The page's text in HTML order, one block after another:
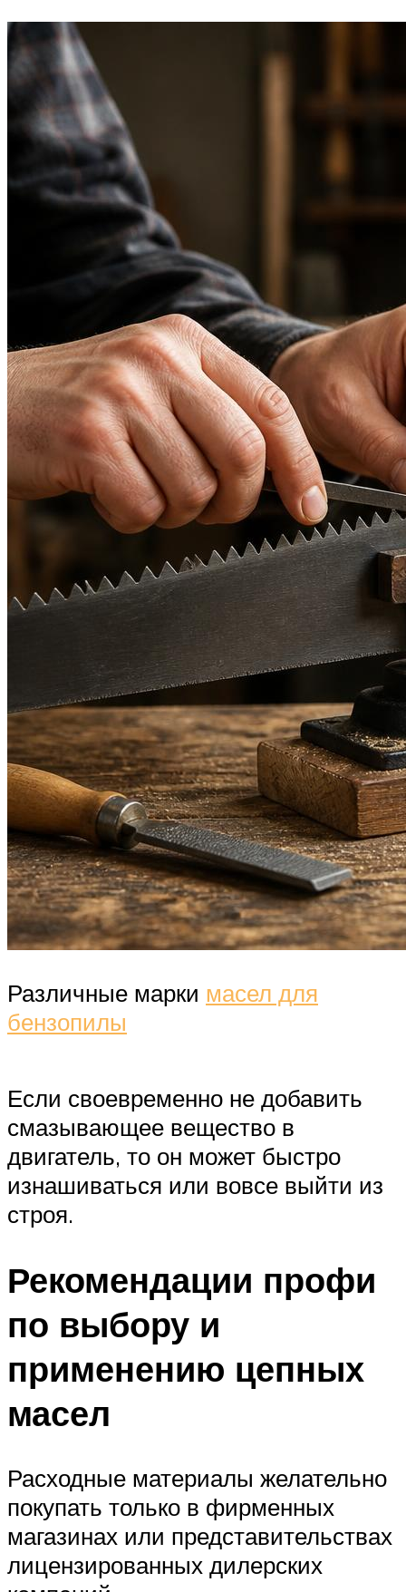
Различные марки масел для
бензопилы
Если своевременно не добавить
смазывающее вещество в
двигатель, то он может быстро
изнашиваться или вовсе выйти из
строя.
Рекомендации профи
по выбору и
применению цепных
масел
Расходные материалы желательно
покупать только в фирменных
магазинах или представительствах
лицензированных дилерских